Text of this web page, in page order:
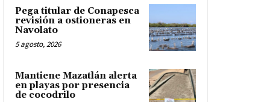
Pega titular de Conapesca
revisión a ostioneras en
Navolato
5 agosto, 2026
Mantiene Mazatlán alerta
en playas por presencia
de cocodrilo